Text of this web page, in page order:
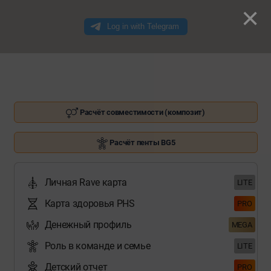
Расчёт совместимости (композит)
Расчёт пенты BG5
Личная Rave карта LITE
Карта здоровья PHS PRO
Денежный профиль MEGA
Роль в команде и семье LITE
Детский отчет PRO
×